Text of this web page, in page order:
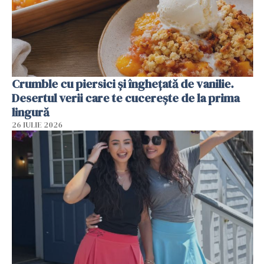
Crumble cu piersici și înghețată de vanilie.
Desertul verii care te cucerește de la prima
lingură
26 IULIE 2026